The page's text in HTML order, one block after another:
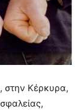
στην Κέρκυρα,